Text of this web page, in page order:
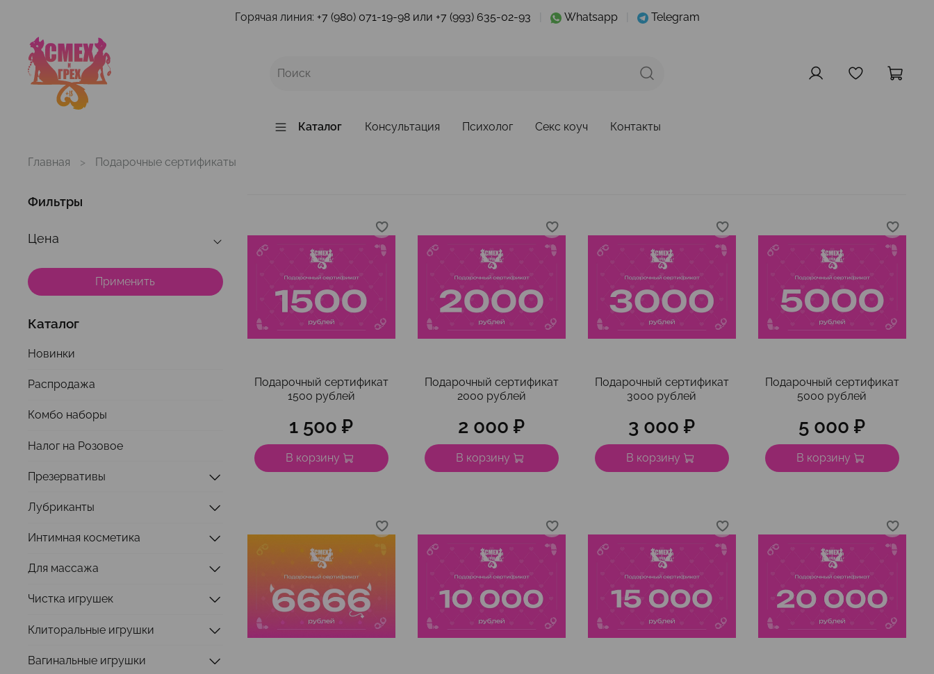
Горячая линия: +7 (980) 071-19-98 или +7 (993) 635-02-93 Whatsapp Telegram
Каталог Консультация Психолог Секс коуч Контакты
Главная Подарочные сертификаты
Подарочный сертификат
1500 рублей
1 500 ₽
В корзину
Подарочный сертификат
2000 рублей
2 000 ₽
В корзину
Подарочный сертификат
3000 рублей
3 000 ₽
В корзину
Подарочный сертификат
5000 рублей
5 000 ₽
В корзину
Фильтры
Цена
Применить
Каталог
Новинки
Распродажа
Комбо наборы
Налог на Розовое
Презервативы
Лубриканты
Интимная косметика
Для массажа
Чистка игрушек
Клиторальные игрушки
Вагинальные игрушки